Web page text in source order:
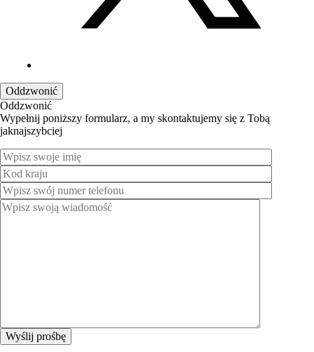
Oddzwonić
Oddzwonić
Wypełnij poniższy formularz, a my skontaktujemy się z Tobą
jaknajszybciej